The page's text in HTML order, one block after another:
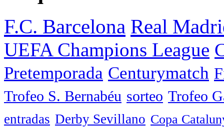
F.C. Barcelona Real
UEFA Champions League
Pretemporada Centurymatch
Trofeo S. Bernabéu sorteo Trofeo
entradas Derby Sevillano Copa